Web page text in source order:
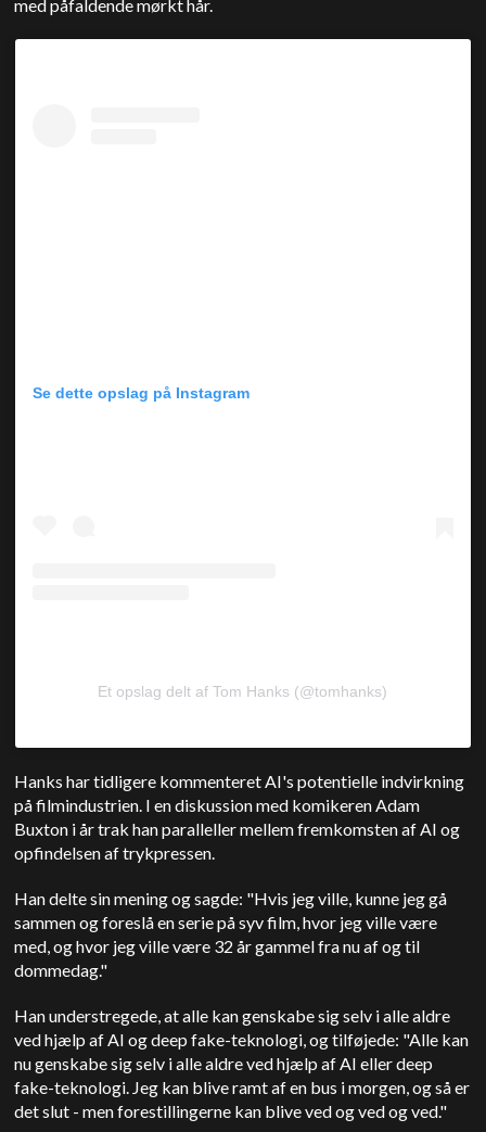
med påfaldende mørkt hår.
Se dette opslag på Instagram
Et opslag delt af Tom Hanks (@tomhanks)
Hanks har tidligere kommenteret AI's potentielle indvirkning
på filmindustrien. I en diskussion med komikeren Adam
Buxton i år trak han paralleller mellem fremkomsten af AI og
opfindelsen af trykpressen.
Han delte sin mening og sagde: "Hvis jeg ville, kunne jeg gå
sammen og foreslå en serie på syv film, hvor jeg ville være
med, og hvor jeg ville være 32 år gammel fra nu af og til
dommedag."
Han understregede, at alle kan genskabe sig selv i alle aldre
ved hjælp af AI og deep fake-teknologi, og tilføjede: "Alle kan
nu genskabe sig selv i alle aldre ved hjælp af AI eller deep
fake-teknologi. Jeg kan blive ramt af en bus i morgen, og så er
det slut - men forestillingerne kan blive ved og ved og ved."